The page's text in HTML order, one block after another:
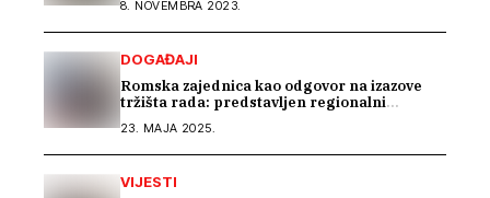
8. NOVEMBRA 2023.
DOGAĐAJI
Romska zajednica kao odgovor na izazove
tržišta rada: predstavljen regionalni
23. MAJA 2025.
VIJESTI